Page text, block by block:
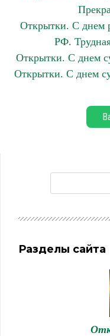
Открытки. С днем
РФ.
Открытки. С днем
Открытки. С днем
Разделы сайта